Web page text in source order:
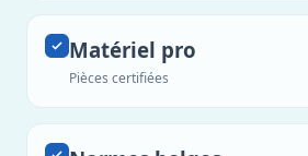
Matériel pro
Pièces certifiées